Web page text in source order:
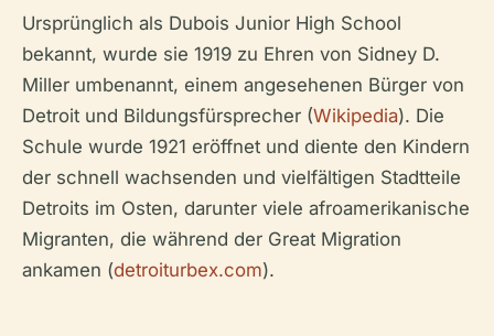
Ursprünglich als Dubois Junior High School
bekannt, wurde sie 1919 zu Ehren von Sidney D.
Miller umbenannt, einem angesehenen Bürger von
Detroit und Bildungsfürsprecher (Wikipedia). Die
Schule wurde 1921 eröffnet und diente den Kindern
der schnell wachsenden und vielfältigen Stadtteile
Detroits im Osten, darunter viele afroamerikanische
Migranten, die während der Great Migration
ankamen (detroiturbex.com).